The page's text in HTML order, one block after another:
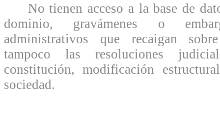
No tienen acceso a la base de
dominio, gravámenes o
administrativos que recaigan
tampoco las resoluciones
constitución, modificación
sociedad.